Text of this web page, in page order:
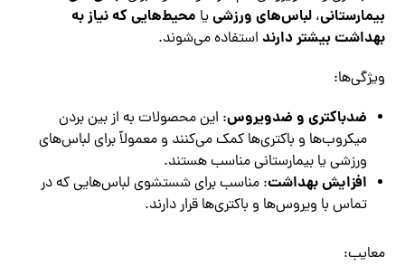
بیمارستانی،لباس‌های ورزشییا محیط‌هایی که نیاز به
بهداشت بیشتر دارند استفاده می‌شوند.
ویژگی‌ها:
ضدباکتری و ضدویروس: این محصولات به از بین بردن
میکروب‌ها و باکتری‌ها کمک می‌کنند و معمولاً برای لباس‌های
ورزشی یا بیمارستانی مناسب هستند.
افزایش بهداشت: مناسب برای شستشوی لباس‌هایی که در
تماس با ویروس‌ها و باکتری‌ها قرار دارند.
معایب: